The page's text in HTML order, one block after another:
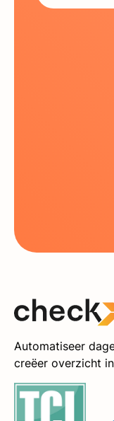
Automatiseer
creëer overzicht